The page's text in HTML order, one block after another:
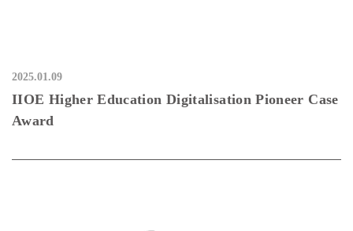
2025.01.09
IIOE Higher Education Digitalisation Pioneer Case
Award